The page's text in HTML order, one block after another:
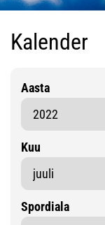
Kalender
Aasta
Kuu
Spordiala